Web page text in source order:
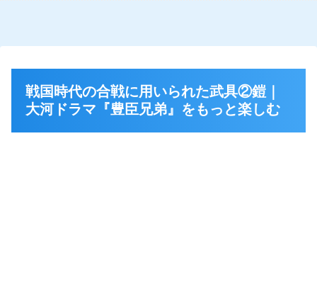
戦国時代の合戦に用いられた武具②鎧｜
大河ドラマ『豊臣兄弟』をもっと楽しむ